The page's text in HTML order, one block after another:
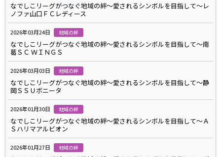
なでしこリーグがつなぐ地域の絆～愛されるシンボルを目指して～レ
ノファ山口ＦＣレディース
2026年03月24日 地域の絆
なでしこリーグがつなぐ地域の絆～愛されるシンボルを目指して～南
葛ＳＣ ＷＩＮＧＳ
2026年03月03日 地域の絆
なでしこリーグがつなぐ地域の絆～愛されるシンボルを目指して～静
岡ＳＳＵボニータ
2026年01月30日 地域の絆
なでしこリーグがつなぐ地域の絆～愛されるシンボルを目指して～Ａ
Ｓハリマアルビオン
2026年01月27日 地域の絆